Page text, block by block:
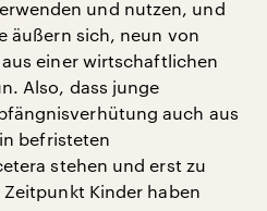
und nutzen, und
äußern sich, neun von
einer wirtschaftlichen
Also, dass junge
auch aus
befristeten
stehen und erst zu
Kinder haben